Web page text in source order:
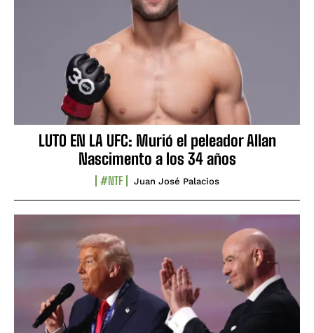
LUTO EN LA UFC: Murió el peleador Allan
Nascimento a los 34 años
#NTF Juan José Palacios